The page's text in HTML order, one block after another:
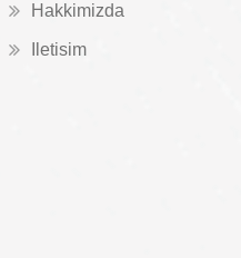
Hakkimizda
Iletisim